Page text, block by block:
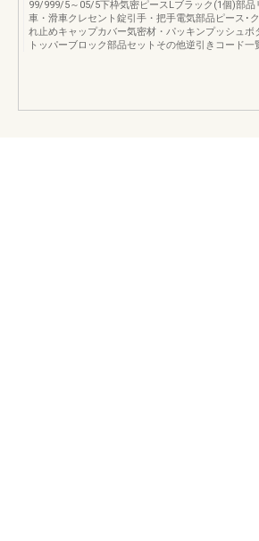
99/999/5～05/5下枠気密ピースLブラック(1個)部品
車・滑車クレセント錠引手・把手電気部品ピース･
れ止めキャップカバー気密材・パッキンプッシュボ
トッパーブロック部品セットその他逆引きコード一